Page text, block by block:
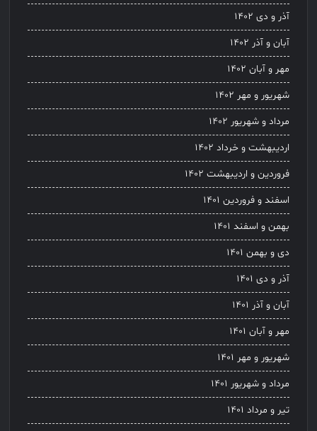
آذر و دی ۱۴۰۲
آبان و آذر ۱۴۰۲
مهر و آبان ۱۴۰۲
شهریور و مهر ۱۴۰۲
مرداد و شهریور ۱۴۰۲
اردیبهشت و خرداد ۱۴۰۲
فروردین و اردیبهشت ۱۴۰۲
اسفند و فروردین ۱۴۰۱
بهمن و اسفند ۱۴۰۱
دی و بهمن ۱۴۰۱
آذر و دی ۱۴۰۱
آبان و آذر ۱۴۰۱
مهر و آبان ۱۴۰۱
شهریور و مهر ۱۴۰۱
مرداد و شهریور ۱۴۰۱
تیر و مرداد ۱۴۰۱